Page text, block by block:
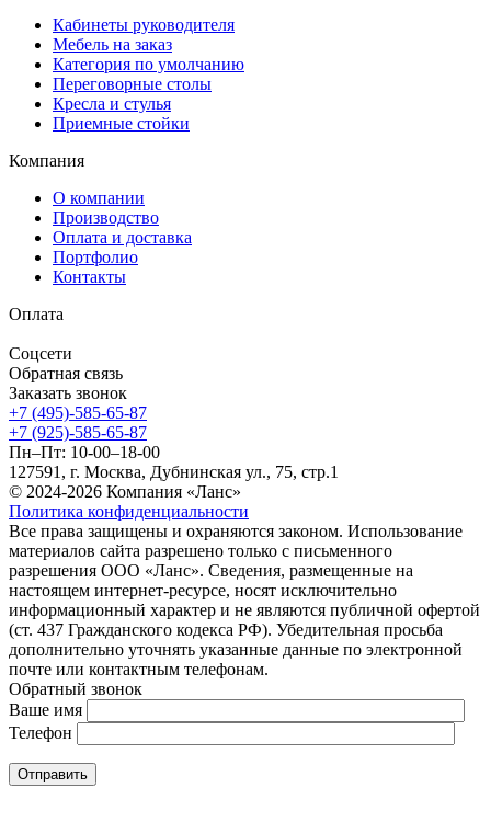
Кабинеты руководителя
Мебель на заказ
Категория по умолчанию
Переговорные столы
Кресла и стулья
Приемные стойки
Компания
О компании
Производство
Оплата и доставка
Портфолио
Контакты
Оплата
Соцсети
Обратная связь
Заказать звонок
+7 (495)-585-65-87
+7 (925)-585-65-87
Пн–Пт: 10-00–18-00
127591, г. Москва, Дубнинская ул., 75, стр.1
© 2024-2026 Компания «Ланс»
Политика конфиденциальности
Все права защищены и охраняются законом. Использование
материалов сайта разрешено только с письменного
разрешения ООО «Ланс». Сведения, размещенные на
настоящем интернет-ресурсе, носят исключительно
информационный характер и не являются публичной офертой
(ст. 437 Гражданского кодекса РФ). Убедительная просьба
дополнительно уточнять указанные данные по электронной
почте или контактным телефонам.
Обратный звонок
Ваше имя
Телефон
Отправить